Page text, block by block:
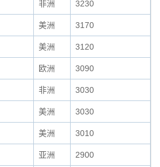
非洲 3230
美洲 3170
美洲 3120
欧洲 3090
非洲 3030
美洲 3030
美洲 3010
亚洲 2900